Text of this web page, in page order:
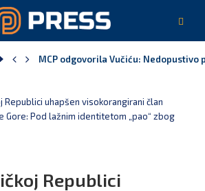
MCP odgovorila Vučiću:
Republici uhapšen visokorangirani član
Gore: Pod lažnim identitetom „pao“ zbog
Republici